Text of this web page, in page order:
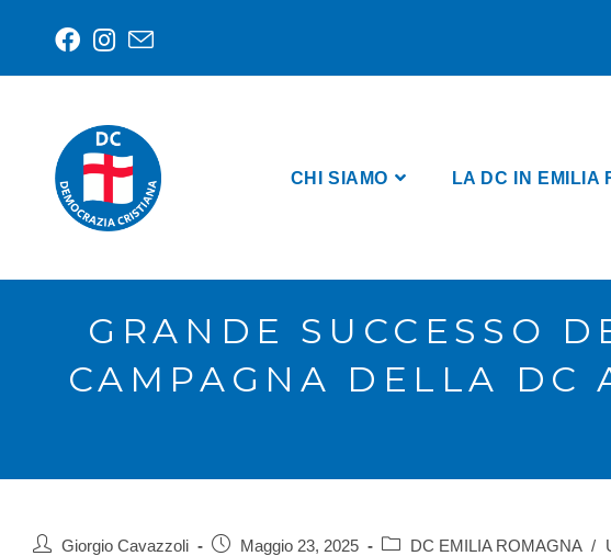
CHI SIAMO LA DC IN EMILIA
GRANDE SUCCESSO
CAMPAGNA DELLA DC
Giorgio Cavazzoli Maggio 23, 2025 DC EMILIA ROMAGNA /